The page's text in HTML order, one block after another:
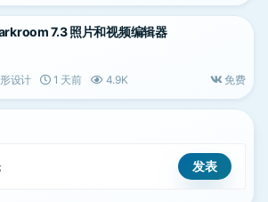
7.3 照片和视频编辑器
设计 1 天前 4.9K 免费